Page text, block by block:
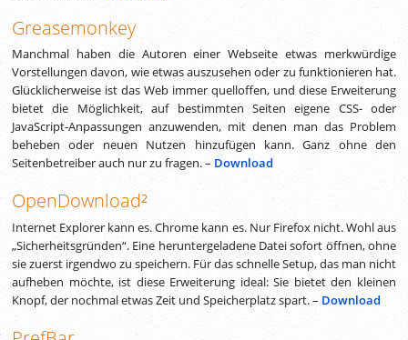
Greasemonkey
Manchmal haben die Autoren einer Webseite etwas merkwürdige
Vorstellungen davon, wie etwas auszusehen oder zu funktionieren hat.
Glücklicherweise ist das Web immer quelloffen, und diese Erweiterung
bietet die Möglichkeit, auf bestimmten Seiten eigene CSS- oder
JavaScript-Anpassungen anzuwenden, mit denen man das Problem
beheben oder neuen Nutzen hinzufügen kann. Ganz ohne den
Seitenbetreiber auch nur zu fragen. – Download
OpenDownload²
Internet Explorer kann es. Chrome kann es. Nur Firefox nicht. Wohl aus
„Sicherheitsgründen“. Eine heruntergeladene Datei sofort öffnen, ohne
sie zuerst irgendwo zu speichern. Für das schnelle Setup, das man nicht
aufheben möchte, ist diese Erweiterung ideal: Sie bietet den kleinen
Knopf, der nochmal etwas Zeit und Speicherplatz spart. – Download